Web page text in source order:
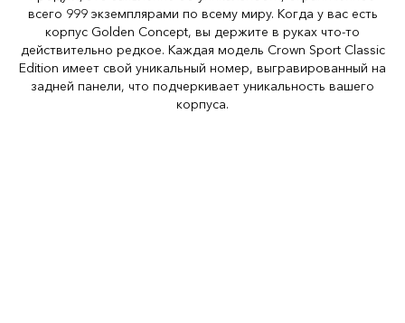
всего 999 экземплярами по всему миру. Когда у вас есть
корпус Golden Concept, вы держите в руках что-то
действительно редкое. Каждая модель Crown Sport Classic
Edition имеет свой уникальный номер, выгравированный на
задней панели, что подчеркивает уникальность вашего
корпуса.